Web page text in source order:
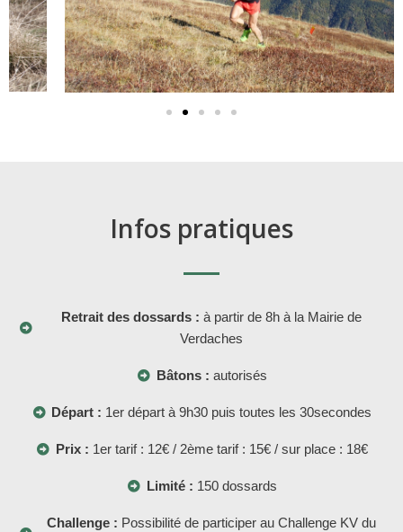
Infos pratiques
Retrait des dossards : à partir de 8h à la Mairie de
Verdaches
Bâtons : autorisés
Départ : 1er départ à 9h30 puis toutes les 30secondes
Prix : 1er tarif : 12€ / 2ème tarif : 15€ / sur place : 18€
Limité : 150 dossards
Challenge : Possibilité de participer au Challenge KV du